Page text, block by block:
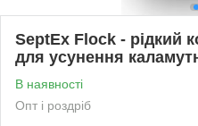
SeptEx Flock - рідкий
для усунення
В наявності
Опт і роздріб